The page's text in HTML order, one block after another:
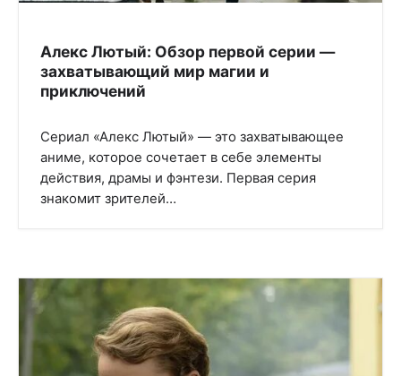
Алекс Лютый: Обзор первой серии —
захватывающий мир магии и
приключений
Сериал «Алекс Лютый» — это захватывающее
аниме, которое сочетает в себе элементы
действия, драмы и фэнтези. Первая серия
знакомит зрителей…